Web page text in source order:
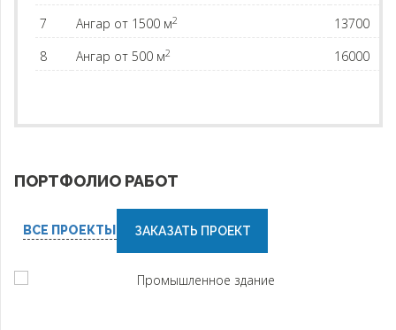
7
Ангар от 1500 м2
13700
8
Ангар от 500 м2 16000
ПОРТФОЛИО РАБОТ
ВСЕ ПРОЕКТЫ ЗАКАЗАТЬ ПРОЕКТ